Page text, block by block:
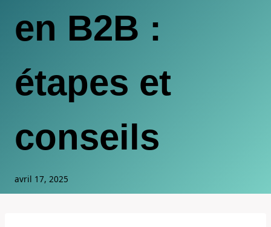
en B2B :
étapes et
conseils
avril 17, 2025